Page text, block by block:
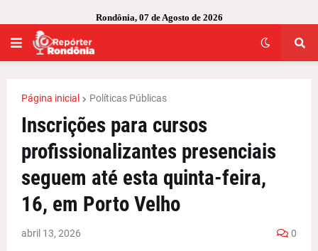
Rondônia, 07 de Agosto de 2026
Página inicial Políticas Públicas
Inscrições para cursos
profissionalizantes presenciais
seguem até esta quinta-feira,
16, em Porto Velho
abril 13, 2026 0